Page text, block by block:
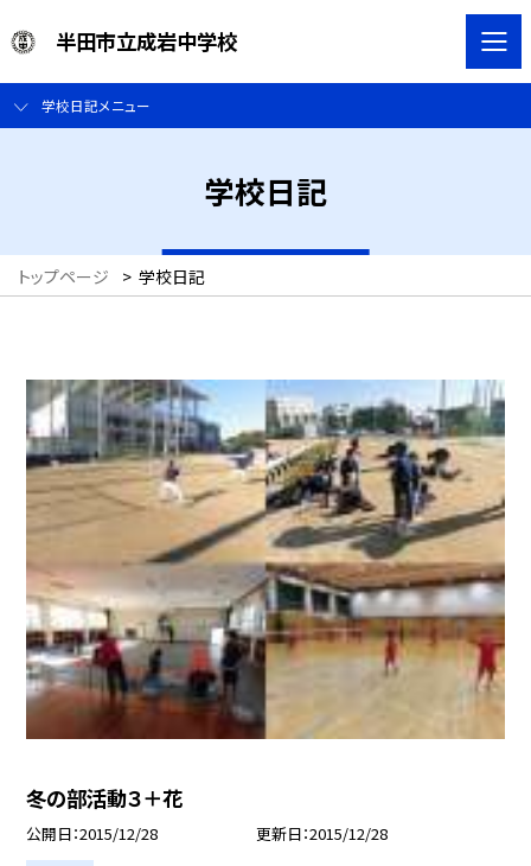
半田市立成岩中学校
学校日記メニュー
学校日記
トップページ > 学校日記
冬の部活動３＋花
公開日 2015/12/28 更新日 2015/12/28